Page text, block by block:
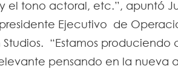
el tono actoral, etc.”, apuntó
Ejecutivo de
Studios. “Estamos produciendo
pensando en la nueva